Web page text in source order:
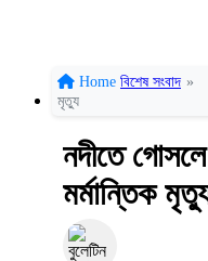
Home বিশেষ সংবাদ »
মৃত্যু
নদীতে গোসলে
মর্মান্তিক